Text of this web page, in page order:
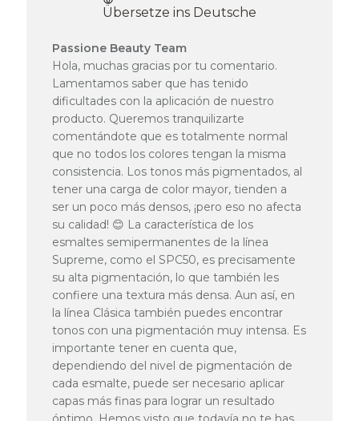
Übersetze ins Deutsche
Kommentare
des
Shop-
Inhabers
zur
Bewertung
von
Passione
Beauty
Team
am
Fri
Mar
28
2025
Passione Beauty Team
Hola, muchas gracias por tu comentario.
Lamentamos saber que has tenido
dificultades con la aplicación de nuestro
producto. Queremos tranquilizarte
comentándote que es totalmente normal
que no todos los colores tengan la misma
consistencia. Los tonos más pigmentados, al
tener una carga de color mayor, tienden a
ser un poco más densos, ¡pero eso no afecta
su calidad! 😊 La característica de los
esmaltes semipermanentes de la línea
Supreme, como el SPC50, es precisamente
su alta pigmentación, lo que también les
confiere una textura más densa. Aun así, en
la línea Clásica también puedes encontrar
tonos con una pigmentación muy intensa. Es
importante tener en cuenta que,
dependiendo del nivel de pigmentación de
cada esmalte, puede ser necesario aplicar
capas más finas para lograr un resultado